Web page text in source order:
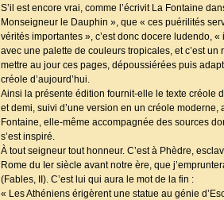
S’il est encore vrai, comme l’écrivit La Fontaine
Monseigneur le Dauphin », que « ces puérilités
vérités importantes », c’est donc docere ludendo,
avec une palette de couleurs tropicales, et c’est un
mettre au jour ces pages, dépoussiérées puis
créole d’aujourd’hui.
Ainsi la présente édition fournit-elle le texte créole
et demi, suivi d’une version en un créole moderne,
Fontaine, elle-même accompagnée des sources
s’est inspiré.
À tout seigneur tout honneur. C’est à Phèdre,
Rome du Ier siècle avant notre ère, que
(Fables, II). C’est lui qui aura le mot de la fin :
« Les Athéniens érigèrent une statue au génie